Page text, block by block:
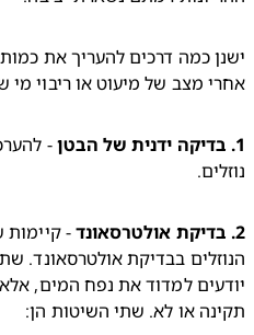
מצב של מיעוט או ריבוי מי שפיר:
או לא. שתי השיטות הן: